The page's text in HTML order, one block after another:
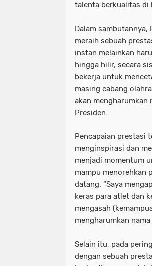
talenta berkualitas di
Dalam sambutannya,
meraih sebuah
instan melainkan
hingga hilir, secara
bekerja untuk
masing cabang
akan mengharumkan
Presiden.
Pencapaian prestasi
menginspirasi dan
menjadi momentum
mampu menorehkan
datang. “Saya
keras para atlet dan
mengasah
mengharumkan
Selain itu, pada
dengan sebuah